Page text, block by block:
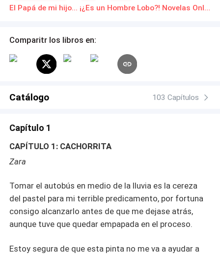
del Alfa de la manada luna creciente y decidido a
pero, pronto, Zara descubre que está embarazada
revelaciones no se detienen ahí: también descubre que
Damon es un licántropo y que ella es su mate, su pareja
para ella, se enfrentará a una decisión crucial: ¿está
comprender su nueva realidad, deberá tomar decisiones
difíciles que pondrán a prueba su amor. Enfrentada a
descubrir su verdadera fuerza interior en un mundo en el
orden del día.
Contemporánea Luna Pasión El Papá de mi hijo... ¡¿Es un Hombre Lobo?! Novelas Online Descarga gratuita de PDF
Comparitr los libros en:
Catálogo 103 Capítulos
Capítulo 1
CAPÍTULO 1: CACHORRITA
Zara
Tomar el autobús en medio de la lluvia es la cereza
del pastel para mi terrible predicamento, por fortuna
consigo alcanzarlo antes de que me dejase atrás,
aunque tuve que quedar empapada en el proceso.
Estoy segura de que esta pinta no me va a ayudar a